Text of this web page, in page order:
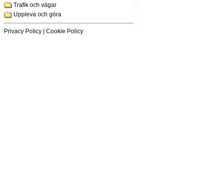
Trafik och vägar
Uppleva och göra
Privacy Policy | Cookie Policy